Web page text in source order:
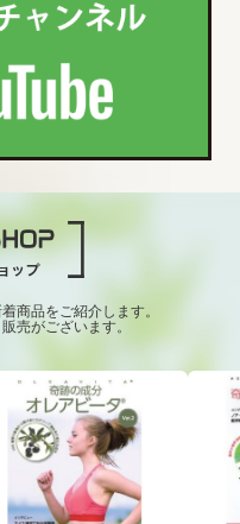
商品をご紹介します。
売がございます。